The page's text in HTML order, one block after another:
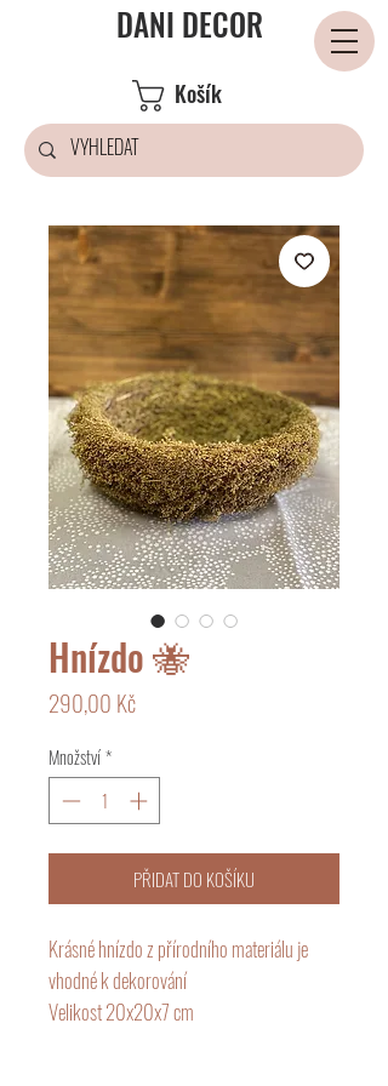
Košík
DANI DECOR
Hnízdo 🐝
290,00 KčCena
Množství*
PŘIDAT DO KOŠÍKU
Krásné hnízdo z přírodního materiálu je
vhodné k dekorování
Velikost 20x20x7 cm